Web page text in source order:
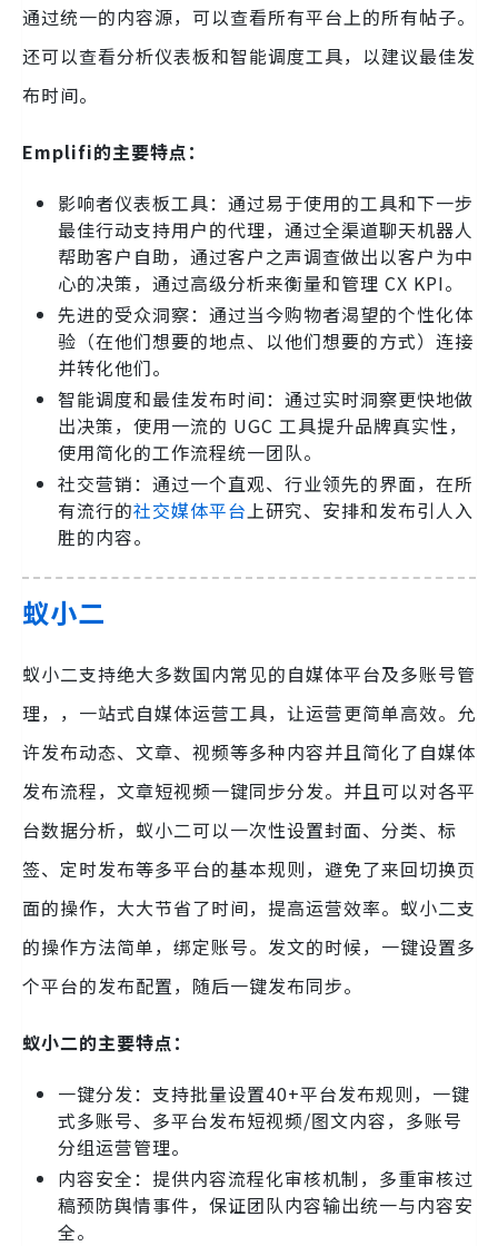
通过统一的内容源，可以查看所有平台上的所有帖子。
还可以查看分析仪表板和智能调度工具，以建议最佳发
布时间。
Emplifi的主要特点：
影响者仪表板工具：通过易于使用的工具和下一步
最佳行动支持用户的代理，通过全渠道聊天机器人
帮助客户自助，通过客户之声调查做出以客户为中
心的决策，通过高级分析来衡量和管理 CX KPI。
先进的受众洞察：通过当今购物者渴望的个性化体
验（在他们想要的地点、以他们想要的方式）连接
并转化他们。
智能调度和最佳发布时间：通过实时洞察更快地做
出决策，使用一流的 UGC 工具提升品牌真实性，
使用简化的工作流程统一团队。
社交营销：通过一个直观、行业领先的界面，在所
有流行的社交媒体平台 上研究、安排和发布引人入
胜的内容。
蚁小二
蚁小二支持绝大多数国内常见的自媒体平台及多账号管
理，，一站式自媒体运营工具，让运营更简单高效。允
许发布动态、文章、视频等多种内容并且简化了自媒体
发布流程，文章短视频一键同步分发。并且可以对各平
台数据分析，蚁小二可以一次性设置封面、分类、标
签、定时发布等多平台的基本规则，避免了来回切换页
面的操作，大大节省了时间，提高运营效率。蚁小二支
的操作方法简单，绑定账号。发文的时候，一键设置多
个平台的发布配置，随后一键发布同步。
蚁小二的主要特点：
一键分发：支持批量设置40+平台发布规则，一键
式多账号、多平台发布短视频/图文内容，多账号
分组运营管理。
内容安全：提供内容流程化审核机制，多重审核过
稿预防舆情事件，保证团队内容输出统一与内容安
全。